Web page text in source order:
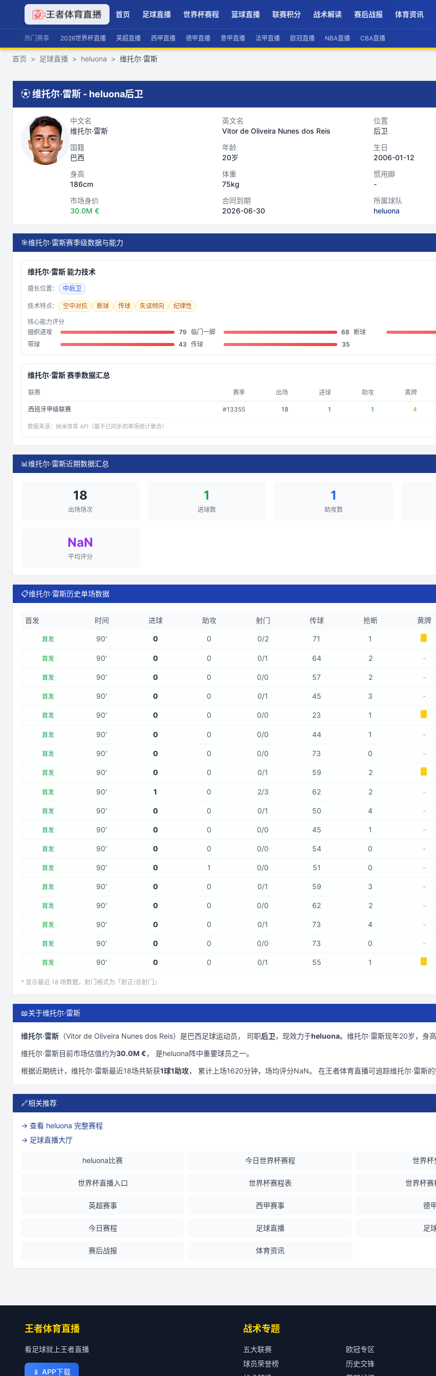
首页 足球直播 世界杯赛程 篮球直播 联赛积分 战术解读 赛后战报 体育资讯
热门赛事 2026世界杯直播 英超直播 西甲直播 德甲直播 意甲直播 法甲直播 欧冠直播 NBA直播 CBA直播
首页 > 足球直播 > heluona > 维托尔·雷斯
⚽维托尔·雷斯 - heluona后卫
中文名
维托尔·雷斯
英文名
Vitor de Oliveira Nunes dos Reis
位置
后卫
国籍
巴西
年龄
20岁
生日
2006-01-12
身高
186cm
体重
75kg
惯用脚
-
市场身价
30.0M €
合同到期
2026-06-30
所属球队
heluona
🎯维托尔·雷斯赛季级数据与能力
维托尔·雷斯能力技术
擅长位置： 中后卫
技术特点： 空中对抗 断球 传球 失误倾向 纪律性
核心能力评分
组织进攻
79 临门一脚 68 断球
带球
43 传球 35
维托尔·雷斯赛季数据汇总
联赛 赛季 出场 进球 助攻 黄牌
西班牙甲级联赛 #13355 18 1 1 4
数据来源： 纳米体育 API（基于已同步的单场统计聚合）
📊维托尔·雷斯近期数据汇总
18
出场场次
1
进球数
1
助攻数
NaN
平均评分
📋维托尔·雷斯历史单场数据
首发 时间 进球 助攻 射门 传球 抢断 黄牌
首发 90' 0 0 0/2 71 1
首发 90' 0 0 0/1 64 2 -
首发 90' 0 0 0/0 57 2 -
首发 90' 0 0 0/1 45 3 -
首发 90' 0 0 0/0 23 1
首发 90' 0 0 0/0 44 1 -
首发 90' 0 0 0/0 73 0 -
首发 90' 0 0 0/1 59 2
首发 90' 1 0 2/3 62 2 -
首发 90' 0 0 0/1 50 4 -
首发 90' 0 0 0/0 45 1 -
首发 90' 0 0 0/0 54 0 -
首发 90' 0 1 0/0 51 0 -
首发 90' 0 0 0/1 59 3 -
首发 90' 0 0 0/0 62 2 -
首发 90' 0 0 0/1 73 4 -
首发 90' 0 0 0/0 73 0 -
首发 90' 0 0 0/1 55 1
* 显示最近 18 场数据，射门格式为「射正/总射门」
📖关于维托尔·雷斯
维托尔·雷斯 （Vitor de Oliveira Nunes dos Reis）是巴西足球运动员， 司职后卫，现效力于heluona。 维托尔·雷斯现年20岁，身
维托尔·雷斯目前市场估值约为30.0M €， 是heluona阵中重要球员之一。
根据近期统计， 维托尔·雷斯最近18场共斩获1球1助攻， 累计上场1620分钟，场均评分NaN。 在王者体育直播可追踪维托尔·雷斯
🔗相关推荐
→ 查看 heluona 完整赛程
→ 足球直播大厅
heluona比赛 今日世界杯赛程 世界杯
世界杯直播入口 世界杯赛程表 世界杯赛
英超赛事 西甲赛事 德
今日赛程 足球直播 足
赛后战报 体育资讯
王者体育直播
看足球就上王者直播
📱 APP下载
战术专题
五大联赛
欧冠专区
球员荣誉榜
历史交锋